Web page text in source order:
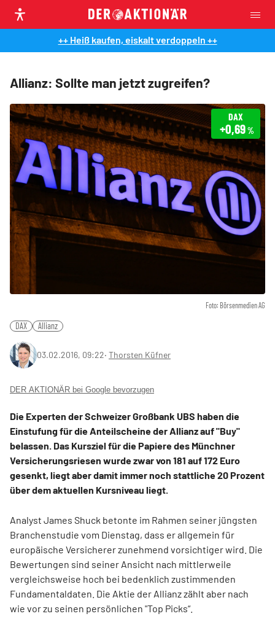
++ Heiß kaufen, eiskalt verdoppeln ++
Allianz: Sollte man jetzt zugreifen?
Foto: Börsenmedien AG
DAX
+0,69%
DAX Allianz
03.02.2016, 09:22‧ Thorsten Küfner
DER AKTIONÄR bei Google bevorzugen
Die Experten der Schweizer Großbank UBS haben die
Einstufung für die Anteilscheine der Allianz auf "Buy"
belassen. Das Kursziel für die Papiere des Münchner
Versicherungsriesen wurde zwar von 181 auf 172 Euro
gesenkt, liegt aber damit immer noch stattliche 20 Prozent
über dem aktuellen Kursniveau liegt.
Analyst James Shuck betonte im Rahmen seiner jüngsten
Branchenstudie vom Dienstag, dass er allgemein für
europäische Versicherer zunehmend vorsichtiger wird. Die
Bewertungen sind seiner Ansicht nach mittlerweile
vergleichsweise hoch bei bedenklich zustimmenden
Fundamentaldaten. Die Aktie der Allianz zählt aber nach
wie vor zu seinen persönlichen "Top Picks“.